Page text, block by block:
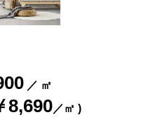
／ ㎡
8,690／㎡ )